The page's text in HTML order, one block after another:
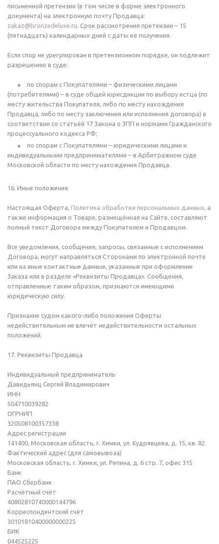
письменной претензии (в том числе в форме электронного
документа) на электронную почту Продавца:
zakaz@bronzedeluxe.ru. Срок рассмотрения претензии – 15
(пятнадцать) календарных дней с даты её получения.
Если спор не урегулирован в претензионном порядке, он подлежит
разрешению в суде:
по спорам с Покупателями – физическими лицами
(потребителями) – в суде общей юрисдикции по выбору истца (по
месту жительства Покупателя, либо по месту нахождения
Продавца, либо по месту заключения или исполнения договора) в
соответствии со статьёй 17 Закона о ЗПП и нормами Гражданского
процессуального кодекса РФ;
по спорам с Покупателями – юридическими лицами и
индивидуальными предпринимателями – в Арбитражном суде
Московской области по месту нахождения Продавца.
16. Иные положения
Настоящая Оферта, Политика обработки персональных данных, а
также информация о Товаре, размещённая на Сайте, составляют
полный текст Договора между Покупателем и Продавцом.
Все уведомления, сообщения, запросы, связанные с исполнением
Договора, могут направляться Сторонами по электронной почте
или на иные контактные данные, указанные при оформлении
Заказа или в разделе «Реквизиты Продавца». Сообщения,
отправленные таким образом, признаются имеющими
юридическую силу.
Признание судом какого-либо положения Оферты
недействительным не влечёт недействительности остальных
положений.
17. Реквизиты Продавца
Индивидуальный предприниматель
Давидьянц Сергей Владимирович
ИНН
504710039282
ОГРНИП
320508100357338
Адрес регистрации
141400, Московская область, г. Химки, ул. Кудрявцева, д. 15, кв. 82
Фактический адрес (для самовывоза)
Московская область, г. Химки, ул. Репина, д. 6 стр. 7, офис 315
Банк
ПАО Сбербанк
Расчётный счёт
40802810740000144796
Корреспондентский счёт
30101810400000000225
БИК
044525225